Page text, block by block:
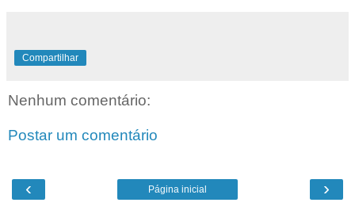
Compartilhar
Nenhum comentário:
Postar um comentário
‹ ›
Página inicial